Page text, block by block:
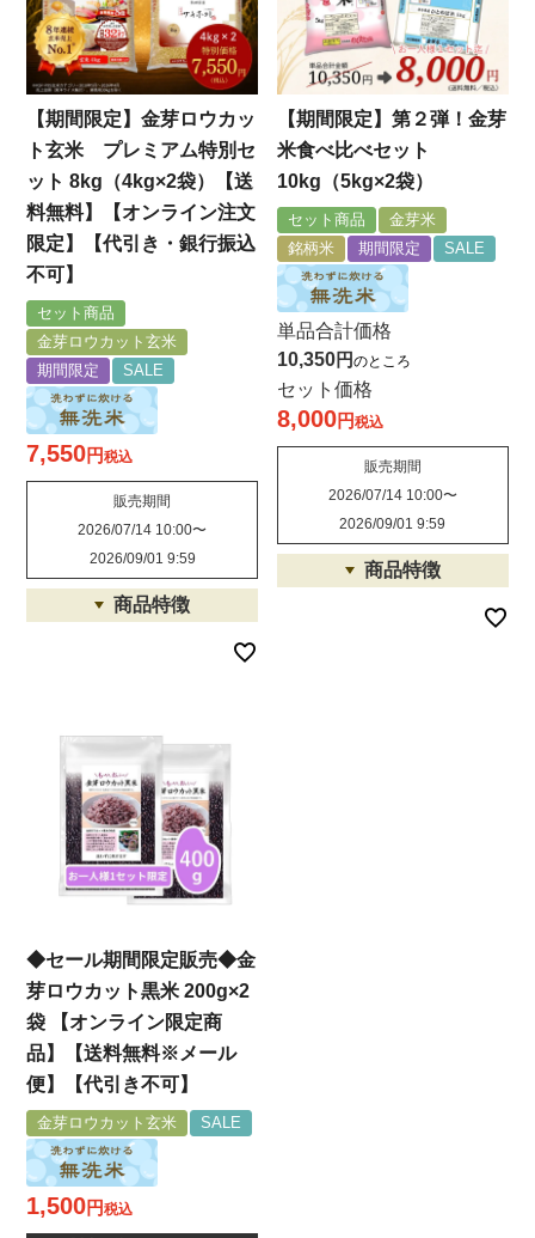
【期間限定】金芽ロウカッ
ト玄米 プレミアム特別セ
ット 8kg（4kg×2袋）【送
料無料】【オンライン注文
限定】【代引き・銀行振込
不可】
セット商品
金芽ロウカット玄米
期間限定
SALE
7,550 税込
販売期間
2026/07/14 10:00〜
2026/09/01 9:59
【期間限定】第２弾！金芽
米食べ比べセット
10kg（5kg×2袋）
セット商品
金芽米
銘柄米
期間限定 SALE
単品合計価格
10,350
のところ
セット価格
8,000 税込
販売期間
2026/07/14 10:00〜
2026/09/01 9:59
◆セール期間限定販売◆金
芽ロウカット黒米 200g×2
袋 【オンライン限定商
品】【送料無料※メール
便】【代引き不可】
金芽ロウカット玄米 SALE
1,500 税込